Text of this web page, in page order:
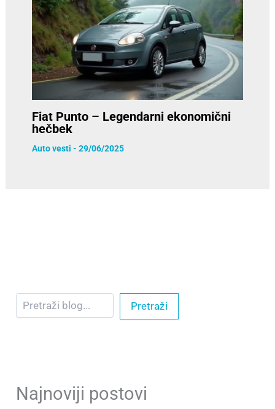
Fiat Punto – Legendarni ekonomični
hečbek
Auto vesti - 29/06/2025
Pretraži
Najnoviji postovi